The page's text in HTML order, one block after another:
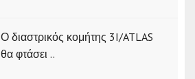
Ο διαστρικός κομήτης 3I/ATLAS
θα φτάσει ..